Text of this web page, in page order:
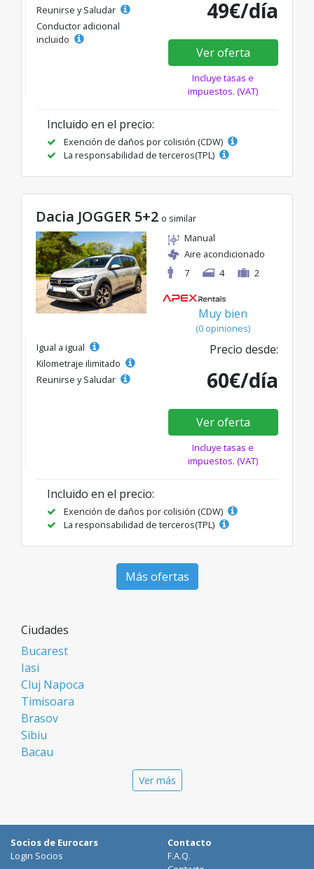
Reunirse y Saludar
Conductor adicional
incluido
49€/día
Ver oferta
Incluye tasas e
impuestos. (VAT)
Incluido en el precio:
Exención de daños por colisión (CDW)
La responsabilidad de terceros(TPL)
Dacia JOGGER 5+2 o similar
Manual
Aire acondicionado
7
4 2
Muy bien
(0 opiniones)
Igual a igual
Kilometraje ilimitado
Reunirse y Saludar
Precio desde:
60€/día
Ver oferta
Incluye tasas e
impuestos. (VAT)
Incluido en el precio:
Exención de daños por colisión (CDW)
La responsabilidad de terceros(TPL)
Más ofertas
Ciudades
Bucarest
Iasi
Cluj Napoca
Timisoara
Brasov
Sibiu
Bacau
Galati
Suceava
Ver más
Socios de Eurocars
Login Socios
Contacto
F.A.Q.